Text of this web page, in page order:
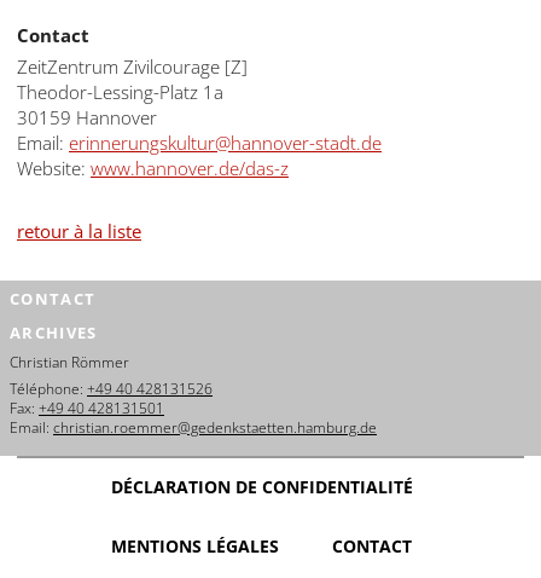
Contact
ZeitZentrum Zivilcourage [Z]
Theodor-Lessing-Platz 1a
30159 Hannover
Email: erinnerungskultur@hannover-stadt.de
Website: www.hannover.de/das-z
retour à la liste
CONTACT
ARCHIVES
Christian Römmer
Téléphone: +49 40 428131526
Fax: +49 40 428131501
Email: christian.roemmer@gedenkstaetten.hamburg.de
DÉCLARATION DE CONFIDENTIALITÉ
MENTIONS LÉGALES CONTACT